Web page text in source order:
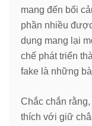
mang đến bối
phần nhiều
dụng mang lại
chế phát triển
fake là những
Chắc chắn
thích với giữ